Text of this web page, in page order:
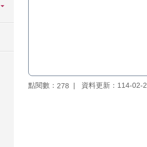
點閱數： 278 資料更新：114-02-